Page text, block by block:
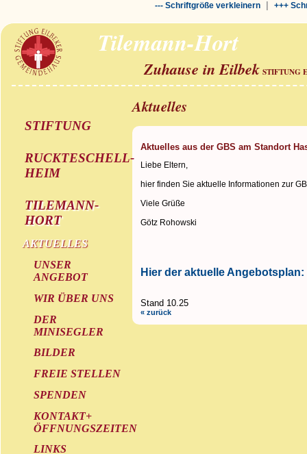
--- Schriftgröße verkleinern| +++
Tilemann-Hort
Zuhause in Eilbek STIFTUNG
STIFTUNG
RUCKTESCHELL-
HEIM
TILEMANN-
HORT
AKTUELLES
UNSER
ANGEBOT
WIR ÜBER UNS
DER
MINISEGLER
BILDER
FREIE STELLEN
SPENDEN
KONTAKT+
ÖFFNUNGSZEITEN
LINKS
Aktuelles
Aktuelles aus der GBS am Standort
Liebe Eltern,
hier finden Sie aktuelle Informationen zur
Viele Grüße
Götz Rohowski
Hier der aktuelle Angebotsplan:
Stand 10.25
« zurück